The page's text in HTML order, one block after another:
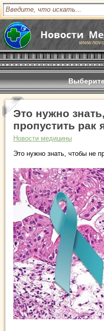
Это нужно
пропустить рак
Новости медицины
Это нужно знать, чтобы не